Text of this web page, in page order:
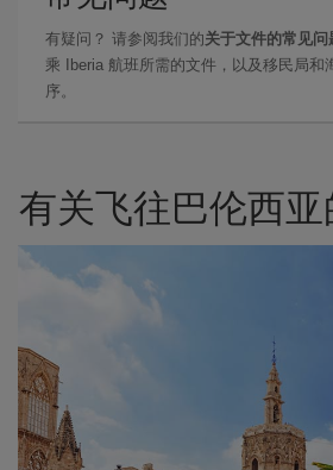
有疑问？ 请参阅我们的关于文件的常见问
乘 Iberia 航班所需的文件，以及移民局和
序。
有关飞往巴伦西